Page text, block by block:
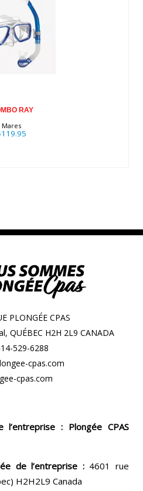
RAY
RAY
Mares
PLONGÉE CPAS
QUÉBEC H2H 2L9 CANADA
529-6288
cpas.com
cpas.com
: Plongée CPAS
de l’entreprise :4601 rue
H2H2L9 Canada